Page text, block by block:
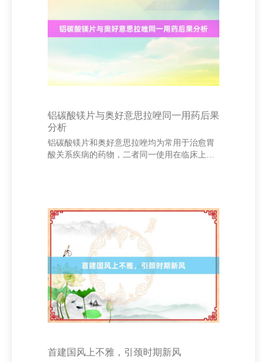
其必要性。接着，讨论问题要明晰明确，指出
本论文将经管的中枢问题。讨论主张和要领则
需简要证据讨论的想路和取舍的技艺技能。 此
铝碳酸镁片与奥好意思拉唑同一用药后果
分析
铝碳酸镁片和奥好意思拉唑均为常用于治愈胃
酸关系疾病的药物，二者同一使用在临床上具
馈，生成不溶性盐类，从而裁减胃内酸度。而
奥好意思拉唑属于质子泵扼制剂（PPI），通过
扼制胃酸分泌的终末一步，恒久抵制胃酸过多
问题，适用于胃溃疡、十二指肠溃疡及胃食管
反流病等疾病。 两者同一使用可已毕“快速缓
解”与“恒久抵制”的双重后果。铝碳酸镁片可赶
紧中庸胃
首建国风上不雅，引颈时期新风